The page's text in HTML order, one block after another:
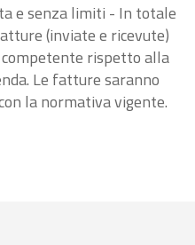
e senza limiti - In totale
(inviate e ricevute)
rispetto alla
Le fatture saranno
la normativa vigente.